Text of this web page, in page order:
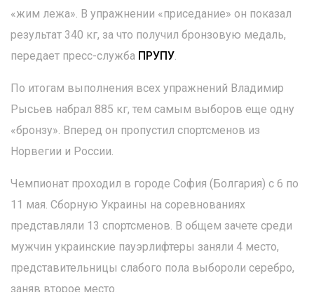
«жим лежа». В упражнении «приседание» он показал
результат 340 кг, за что получил бронзовую медаль,
передает пресс-служба ПРУПУ.
По итогам выполнения всех упражнений Владимир
Рысьев набрал 885 кг, тем самым выборов еще одну
«бронзу». Вперед он пропустил спортсменов из
Норвегии и России.
Чемпионат проходил в городе София (Болгария) с 6 по
11 мая. Сборную Украины на соревнованиях
представляли 13 спортсменов. В общем зачете среди
мужчин украинские пауэрлифтеры заняли 4 место,
представительницы слабого пола выбороли серебро,
заняв второе место.